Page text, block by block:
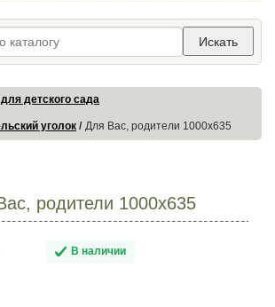
Искать
детского сада
уголок Для Вас, родители 1000х635
родители 1000х635
В наличии